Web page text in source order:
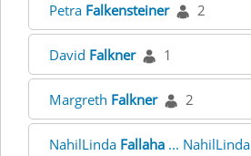
Petra Falkensteiner 2
David Falkner 1
Margreth Falkner 2
NahilLinda Fallaha ... NahilLinda